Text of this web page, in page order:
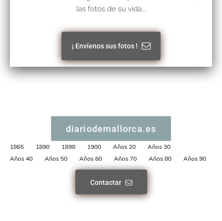
las fotos de su vida...
¡ Envíenos sus fotos !
diariodemallorca.es
1865 1890 1898 1900 Años 20
Años 30
Años 40
Años 50 Años 60 Años 70 Años 80 Años 90
Contactar